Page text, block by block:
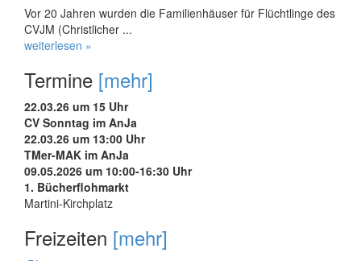
Vor 20 Jahren wurden die Familienhäuser für Flüchtlinge des
CVJM (Christlicher ...
weiterlesen »
Termine [mehr]
22.03.26 um 15 Uhr
CV Sonntag im AnJa
22.03.26 um 13:00 Uhr
TMer-MAK im AnJa
09.05.2026 um 10:00-16:30 Uhr
1. Bücherflohmarkt
Martini-Kirchplatz
Freizeiten [mehr]